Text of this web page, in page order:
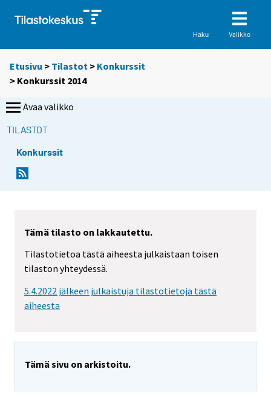
Haku Valikko
Etusivu > Tilastot > Konkurssit
> Konkurssit 2014
Avaa valikko
TILASTOT
Konkurssit
Tämä tilasto on lakkautettu.
Tilastotietoa tästä aiheesta julkaistaan toisen
tilaston yhteydessä.
5.4.2022 jälkeen julkaistuja tilastotietoja tästä
aiheesta
Tämä sivu on arkistoitu.